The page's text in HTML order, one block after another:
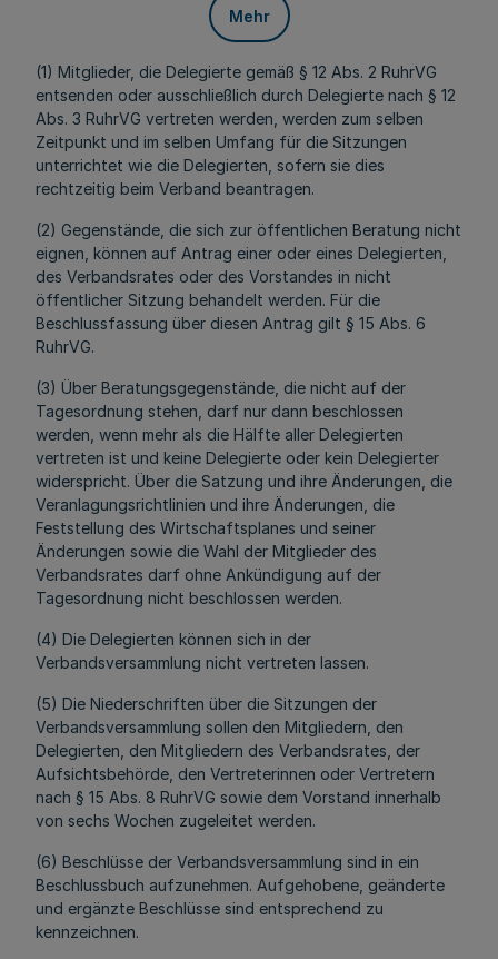
Mehr
(1) Mitglieder, die Delegierte gemäß § 12 Abs. 2 RuhrVG
entsenden oder ausschließlich durch Delegierte nach § 12
Abs. 3 RuhrVG vertreten werden, werden zum selben
Zeitpunkt und im selben Umfang für die Sitzungen
unterrichtet wie die Delegierten, sofern sie dies
rechtzeitig beim Verband beantragen.
(2) Gegenstände, die sich zur öffentlichen Beratung nicht
eignen, können auf Antrag einer oder eines Delegierten,
des Verbandsrates oder des Vorstandes in nicht
öffentlicher Sitzung behandelt werden. Für die
Beschlussfassung über diesen Antrag gilt § 15 Abs. 6
RuhrVG.
(3) Über Beratungsgegenstände, die nicht auf der
Tagesordnung stehen, darf nur dann beschlossen
werden, wenn mehr als die Hälfte aller Delegierten
vertreten ist und keine Delegierte oder kein Delegierter
widerspricht. Über die Satzung und ihre Änderungen, die
Veranlagungsrichtlinien und ihre Änderungen, die
Feststellung des Wirtschaftsplanes und seiner
Änderungen sowie die Wahl der Mitglieder des
Verbandsrates darf ohne Ankündigung auf der
Tagesordnung nicht beschlossen werden.
(4) Die Delegierten können sich in der
Verbandsversammlung nicht vertreten lassen.
(5) Die Niederschriften über die Sitzungen der
Verbandsversammlung sollen den Mitgliedern, den
Delegierten, den Mitgliedern des Verbandsrates, der
Aufsichtsbehörde, den Vertreterinnen oder Vertretern
nach § 15 Abs. 8 RuhrVG sowie dem Vorstand innerhalb
von sechs Wochen zugeleitet werden.
(6) Beschlüsse der Verbandsversammlung sind in ein
Beschlussbuch aufzunehmen. Aufgehobene, geänderte
und ergänzte Beschlüsse sind entsprechend zu
kennzeichnen.